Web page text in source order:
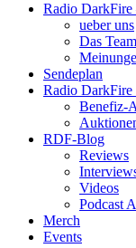
Radio DarkFire
ueber uns
Das Team
Sendeplan
Radio DarkFire
Benefiz-
RDF-Blog
Reviews
Videos
Podcast
Merch
Events